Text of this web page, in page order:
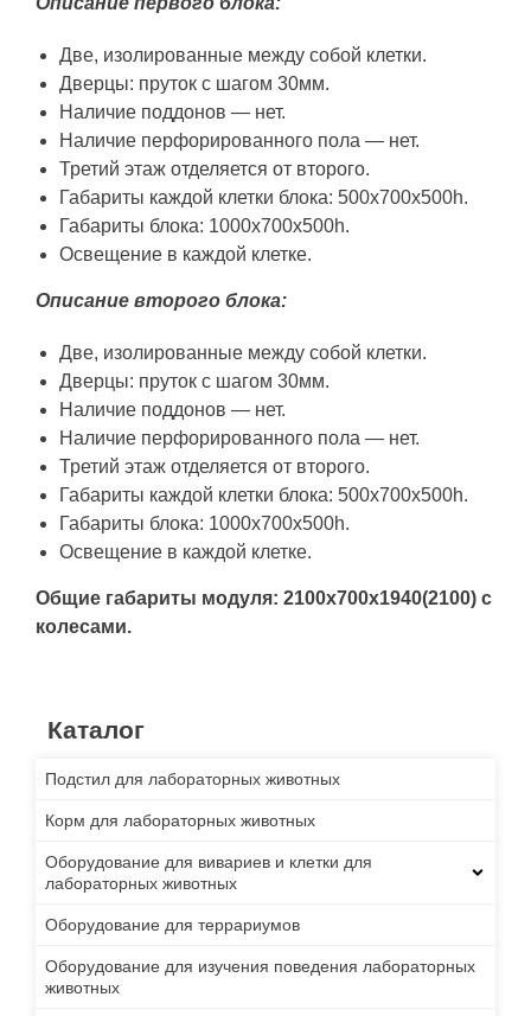
Каталог
Подстил для лабораторных животных
Корм для лабораторных животных
Оборудование для вивариев и клетки для
лабораторных животных
Оборудование для террариумов
Оборудование для изучения поведения лабораторных
животных
Две, изолированные между собой клетки.
Дверцы: пруток с шагом 30мм.
Наличие поддонов — нет.
Наличие перфорированного пола — нет.
Третий этаж отделяется от второго.
Габариты каждой клетки блока: 500х700х500h.
Габариты блока: 1000х700х500h.
Освещение в каждой клетке.
Описание второго блока:
Две, изолированные между собой клетки.
Дверцы: пруток с шагом 30мм.
Наличие поддонов — нет.
Наличие перфорированного пола — нет.
Третий этаж отделяется от второго.
Габариты каждой клетки блока: 500х700х500h.
Габариты блока: 1000х700х500h.
Освещение в каждой клетке.
Общие габариты модуля: 2100х700х1940(2100) с
колесами.